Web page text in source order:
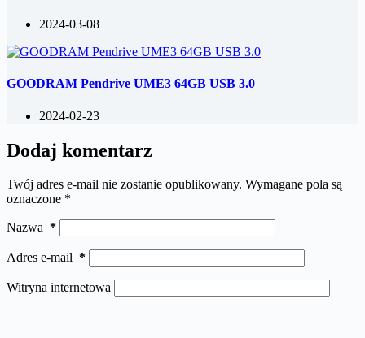
2024-03-08
GOODRAM Pendrive UME3 64GB USB 3.0
2024-02-23
Dodaj komentarz
Twój adres e-mail nie zostanie opublikowany. Wymagane pola są
oznaczone *
Nazwa *
Adres e-mail *
Witryna internetowa